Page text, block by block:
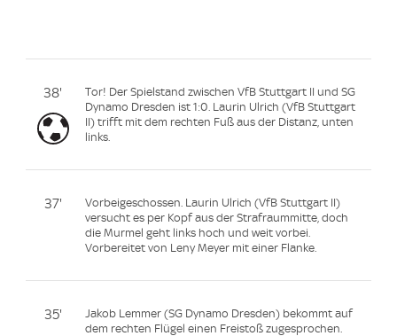
38'
Tor! Der Spielstand zwischen VfB Stuttgart II und SG
Dynamo Dresden ist 1:0. Laurin Ulrich (VfB Stuttgart
II) trifft mit dem rechten Fuß aus der Distanz, unten
links.
37'
Vorbeigeschossen. Laurin Ulrich (VfB Stuttgart II)
versucht es per Kopf aus der Strafraummitte, doch
die Murmel geht links hoch und weit vorbei.
Vorbereitet von Leny Meyer mit einer Flanke.
35'
Jakob Lemmer (SG Dynamo Dresden) bekommt auf
dem rechten Flügel einen Freistoß zugesprochen.